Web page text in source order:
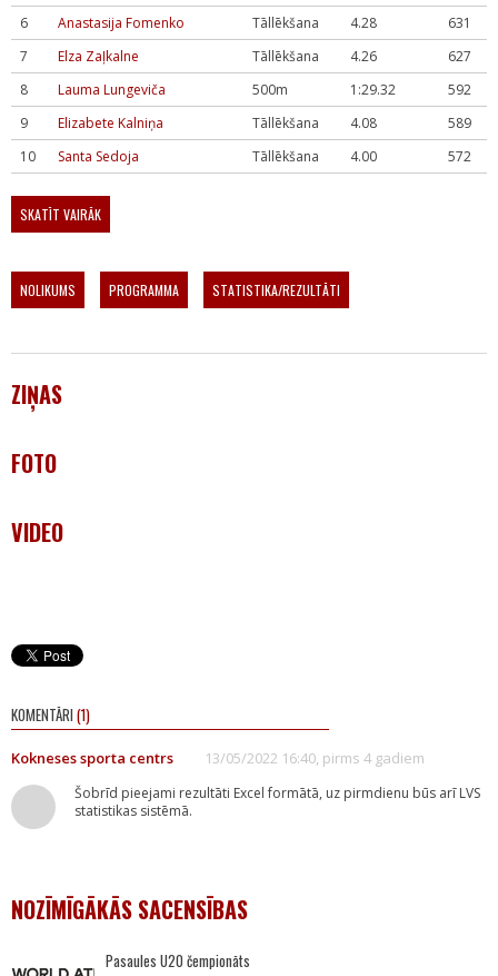
6
Anastasija Fomenko Tāllēkšana 4.28
631
7
Elza Zaļkalne Tāllēkšana 4.26
627
8
Lauma Lungeviča 500m 1:29.32
592
9
Elizabete Kalniņa Tāllēkšana 4.08
589
10
Santa Sedoja Tāllēkšana 4.00 572
SKATĪT VAIRĀK
NOLIKUMS PROGRAMMA STATISTIKA/REZULTĀTI
ZIŅAS
FOTO
VIDEO
KOMENTĀRI (1)
Kokneses sporta centrs 13/05/2022 16:40, pirms 4 gadiem
Šobrīd pieejami rezultāti Excel formātā, uz pirmdienu būs arī LVS
statistikas sistēmā.
NOZĪMĪGĀKĀS SACENSĪBAS
Pasaules U20 čempionāts